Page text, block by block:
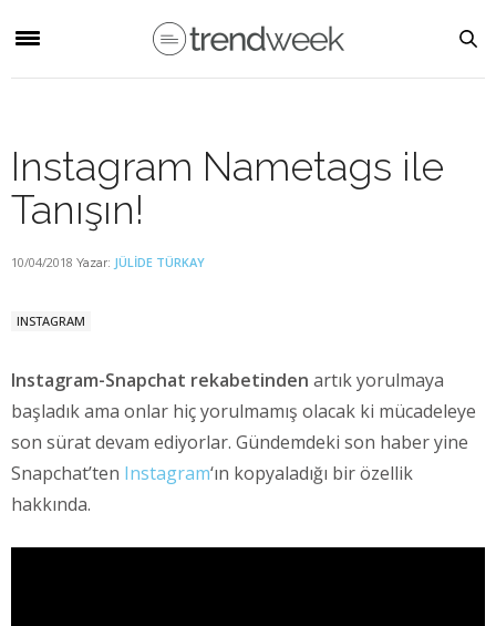
Instagram Nametags ile
Tanışın!
10/04/2018 Yazar: JÜLIDE TÜRKAY
INSTAGRAM
Instagram-Snapchat rekabetinden artık yorulmaya
başladık ama onlar hiç yorulmamış olacak ki mücadeleye
son sürat devam ediyorlar. Gündemdeki son haber yine
Snapchat’ten Instagram‘ın kopyaladığı bir özellik
hakkında.